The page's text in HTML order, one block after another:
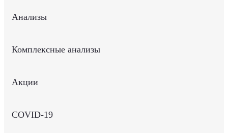
Анализы
Комплексные анализы
Акции
COVID-19